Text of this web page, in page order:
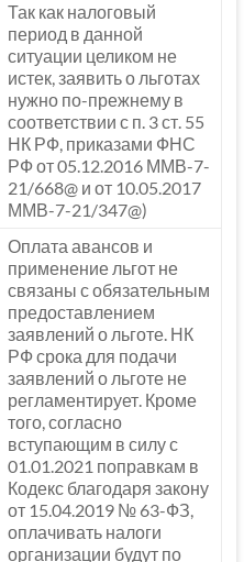
Так как налоговый
период в данной
ситуации целиком не
истек, заявить о льготах
нужно по-прежнему в
соответствии с п. 3 ст. 55
НК РФ, приказами ФНС
РФ от 05.12.2016 ММВ-7-
21/668@ и от 10.05.2017
ММВ-7-21/347@)
Оплата авансов и
применение льгот не
связаны с обязательным
предоставлением
заявлений о льготе. НК
РФ срока для подачи
заявлений о льготе не
регламентирует. Кроме
того, согласно
вступающим в силу с
01.01.2021 поправкам в
Кодекс благодаря закону
от 15.04.2019 № 63-ФЗ,
оплачивать налоги
организации будут по